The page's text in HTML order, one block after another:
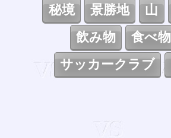
秘境
景勝地 山
飲み物
食べ物
サッカークラブ